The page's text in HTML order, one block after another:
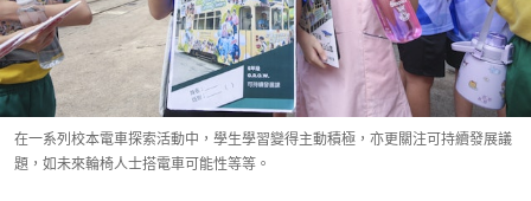
在一系列校本電車探索活動中，學生學習變得主動積極，亦更關注可持續發展議
題，如未來輪椅人士搭電車可能性等等。